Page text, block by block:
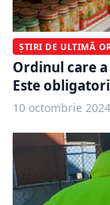
ȘTIRI DE ULTIMĂ
Ordinul care
Este
10 octombrie 2024